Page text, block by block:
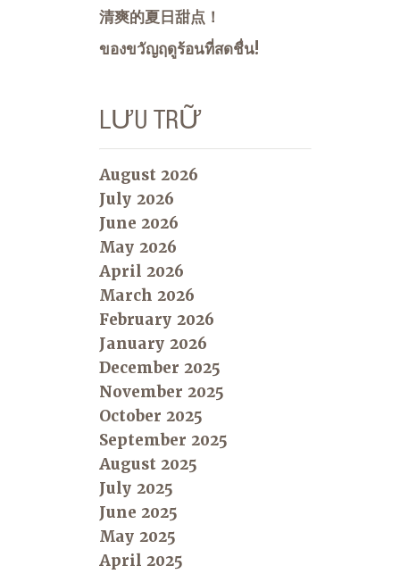
清爽的夏日甜点！
ของขวัญฤดูร้อนที่สดชื่น!
LƯU TRỮ
August 2026
July 2026
June 2026
May 2026
April 2026
March 2026
February 2026
January 2026
December 2025
November 2025
October 2025
September 2025
August 2025
July 2025
June 2025
May 2025
April 2025